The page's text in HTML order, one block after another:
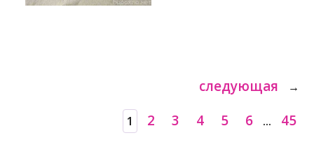
следующая →
1 2 3 4 5 6 ... 45